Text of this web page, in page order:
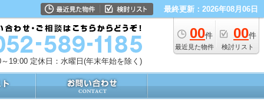
最終更新：2026年08月06日
00件
最近見た物件
00件
検討リスト
19:00 定休日：水曜日(年末年始を除く)